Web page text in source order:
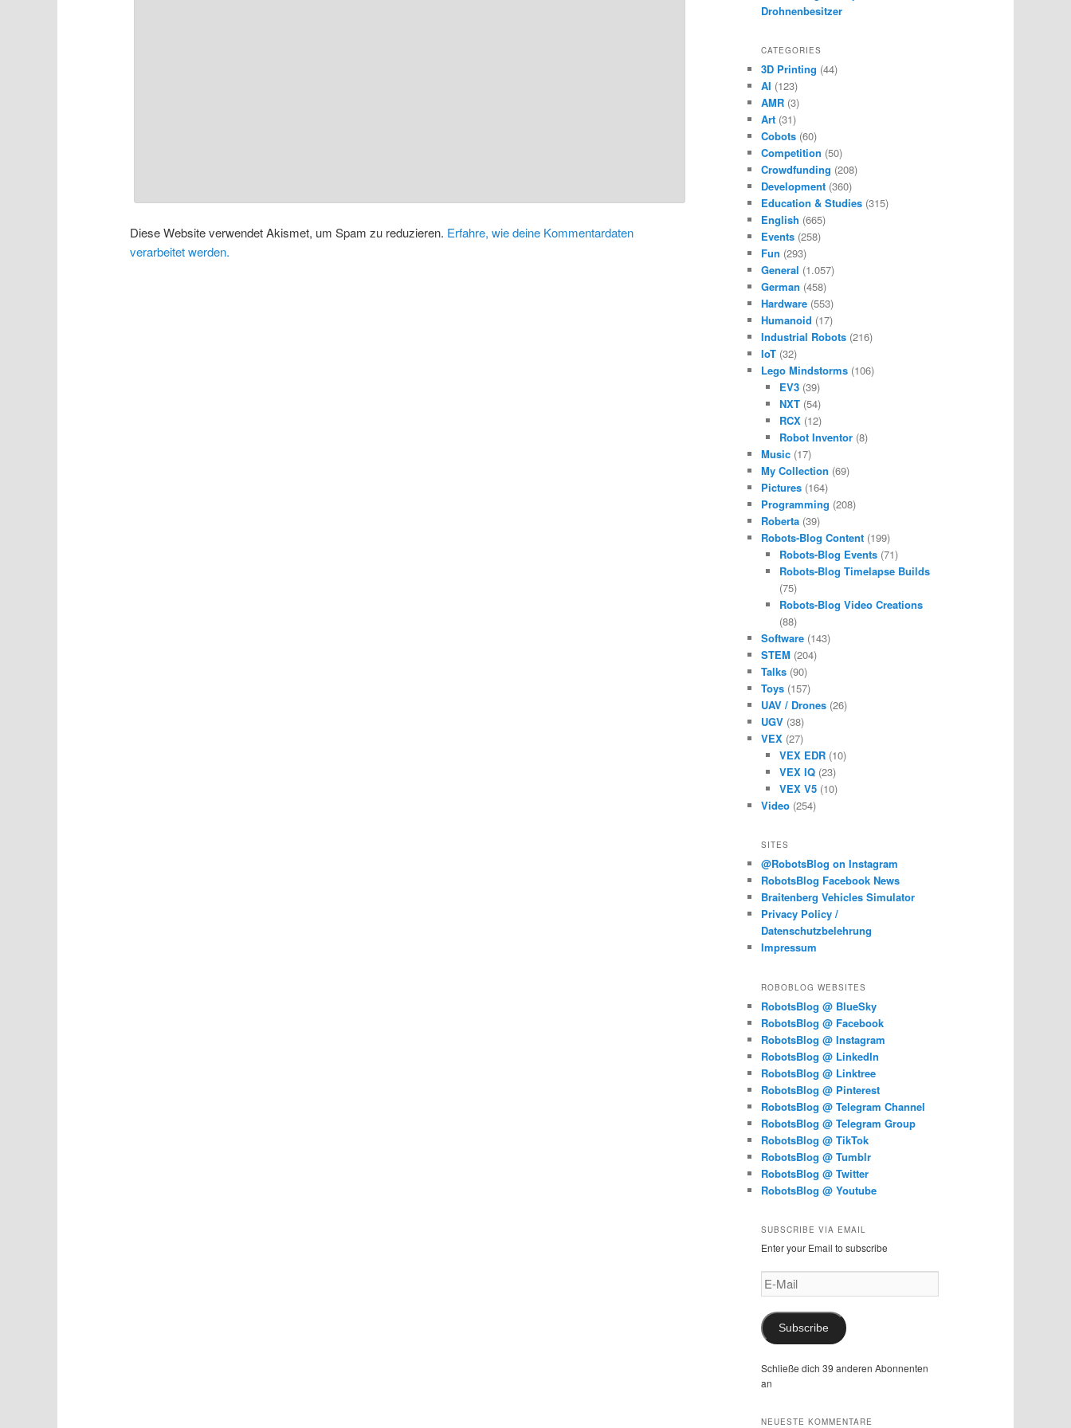
Diese Website verwendet Akismet, um Spam zu reduzieren. Erfahre, wie deine Kommentardaten
verarbeitet werden.
Drohnenbesitzer
CATEGORIES
3D Printing (44)
AI (123)
AMR (3)
Art (31)
Cobots (60)
Competition (50)
Crowdfunding (208)
Development (360)
Education & Studies (315)
English (665)
Events (258)
Fun (293)
General (1.057)
German (458)
Hardware (553)
Humanoid (17)
Industrial Robots (216)
IoT (32)
Lego Mindstorms (106)
EV3(39)
NXT(54)
RCX(12)
Robot Inventor(8)
Music (17)
My Collection (69)
Pictures (164)
Programming (208)
Roberta (39)
Robots-Blog Content (199)
Robots-Blog Events(71)
Robots-Blog Timelapse Builds
(75)
Robots-Blog Video Creations
(88)
Software (143)
STEM (204)
Talks (90)
Toys (157)
UAV / Drones (26)
UGV (38)
VEX (27)
VEX EDR(10)
VEX IQ(23)
VEX V5(10)
Video (254)
SITES
@RobotsBlog on Instagram
RobotsBlog Facebook News
Braitenberg Vehicles Simulator
Privacy Policy /
Datenschutzbelehrung
Impressum
ROBOBLOG WEBSITES
RobotsBlog @ BlueSky
RobotsBlog @ Facebook
RobotsBlog @ Instagram
RobotsBlog @ LinkedIn
RobotsBlog @ Linktree
RobotsBlog @ Pinterest
RobotsBlog @ Telegram Channel
RobotsBlog @ Telegram Group
RobotsBlog @ TikTok
RobotsBlog @ Tumblr
RobotsBlog @ Twitter
RobotsBlog @ Youtube
SUBSCRIBE VIA EMAIL
Enter your Email to subscribe
E-
Mail
Subscribe
Schließe dich 39 anderen Abonnenten
an
NEUESTE KOMMENTARE